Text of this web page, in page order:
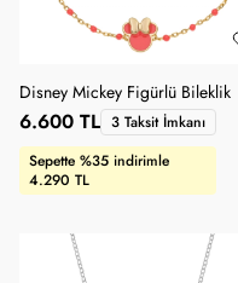
Disney Mickey Figürlü Bileklik
Sepette %35 indirimle
4.290 TL
6.600 TL 3 Taksit İmkanı